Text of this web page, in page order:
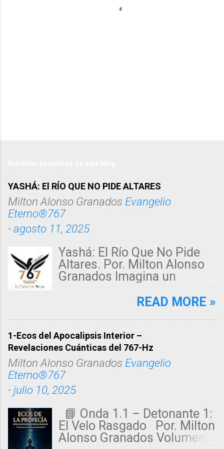
YASHÁ: El RÍO QUE NO PIDE ALTARES
Milton Alonso Granados Evangelio
Eterno®767
-agosto 11, 2025
Yashá: El Río Que No Pide
Altares. Por. Milton Alonso
Granados Imagina un
alma sedienta clama en la
luz violeta, suave como un
susurro, fluye como un río
secreto. Esa corriente
invisible acaricia cuerpos
quebrados, libera corazones
oprimidos y siembra paz en
espíritus inquietos. Ese río
tiene un nombre: Yashá. No
es un dios lejano ni un ídolo
de piedra, sino un verbo
vivo. No pide altares,
READ MORE »
1-Ecos del Apocalipsis Interior –
Revelaciones Cuánticas del 767-Hz
Milton Alonso Granados Evangelio
Eterno®767
- julio 10, 2025
📘 Onda 1.1 – Detonante 1:
El Velo Rasgado Por. Milton
Alonso Granados Volumen: